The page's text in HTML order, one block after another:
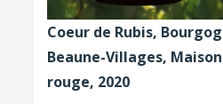
Coeur de Rubis,
Beaune-Villages,
rouge, 2020